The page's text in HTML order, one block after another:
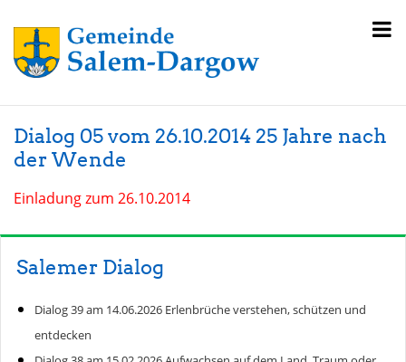
Dialog 05 vom 26.10.2014 25 Jahre nach
der Wende
Einladung zum 26.10.2014
Salemer Dialog
Dialog 39 am 14.06.2026 Erlenbrüche verstehen, schützen und
entdecken